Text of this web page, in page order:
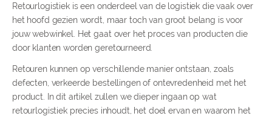
Retourlogistiek is een onderdeel van de logistiek die vaak over
het hoofd gezien wordt, maar toch van groot belang is voor
jouw webwinkel. Het gaat over het proces van producten die
door klanten worden geretourneerd.
Retouren kunnen op verschillende manier ontstaan, zoals
defecten, verkeerde bestellingen of ontevredenheid met het
product. In dit artikel zullen we dieper ingaan op wat
retourlogistiek precies inhoudt, het doel ervan en waarom het